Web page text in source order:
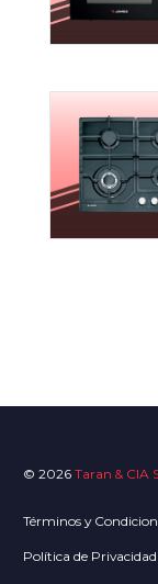
© 2026 Taran & CIA
Términos y
Política de Privacidad